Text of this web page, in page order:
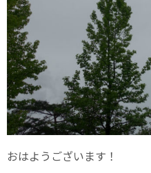
おはようございます！